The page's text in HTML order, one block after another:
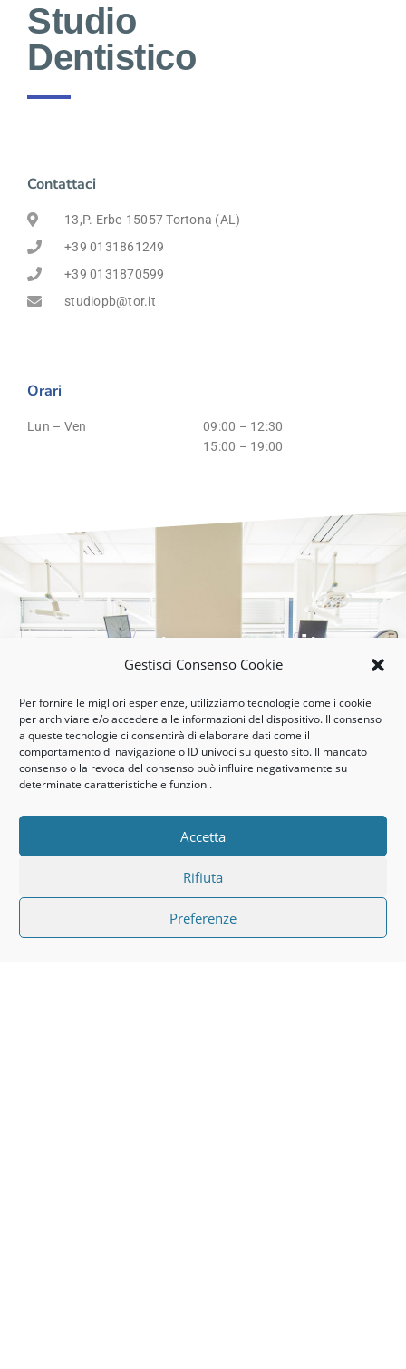
Gestisci Consenso Cookie
Per fornire le migliori esperienze, utilizziamo tecnologie come i cookie
per archiviare e/o accedere alle informazioni del dispositivo. Il consenso
a queste tecnologie ci consentirà di elaborare dati come il
comportamento di navigazione o ID univoci su questo sito. Il mancato
consenso o la revoca del consenso può influire negativamente su
determinate caratteristiche e funzioni.
Accetta
Rifiuta
Preferenze
Studio
Dentistico
Contattaci
13,P. Erbe-15057 Tortona (AL)
+39 0131861249
+39 0131870599
studiopb@tor.it
Orari
Lun – Ven
09:00 – 12:30
15:00 – 19:00
Prenota una visita
Chiama